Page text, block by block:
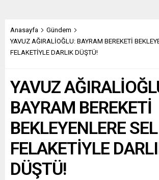
Anasayfa
Gündem
YAVUZ AĞIRALİOĞLU: BAYRAM BEREKETİ
FELAKETİYLE DARLIK DÜŞTÜ!
YAVUZ
BAYRAM BEREKETİ
BEKLEYENLERE SEL
FELAKETİYLE
DÜŞTÜ!